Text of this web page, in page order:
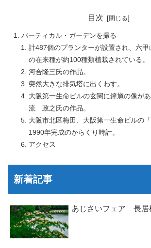
目次
バーティカル・ガーデンを撮る
計487個のプランターが設置され、六
の在来種が約100種類植栽されている。
河合隆三氏の作品。
突然大きな排気塔に出くわす。
大阪第一生命ビルの玄関に鐘馗の像が
流 政之氏の作品。
大阪市北区梅田、大阪第一生命ビルの
1990年完成のからくり時計。
アクセス
新着記事
あじさいフェア 長居